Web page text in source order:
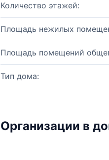
Количество этажей:
Площадь нежилых
Площадь помещений
Тип дома:
Организации в